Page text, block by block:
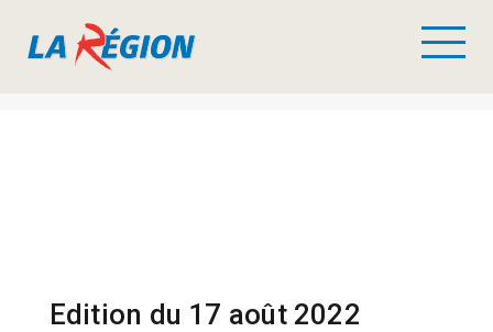
Edition du 17 août 2022